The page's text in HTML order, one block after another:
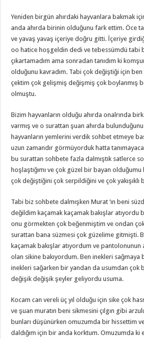
Yeniden birgün ahırdaki hayvanlara bakmak
anda ahırda birinin olduğunu fark ettim. Öce
ve yavaş yavaş içeriye doğru gitti. İçeriye
oo hatice hoşgeldin dedi ve tebessümdü tabi
çıkartamadım ama sonradan tanıdım ki
olduğunu kavradım. Tabi çok değiştiği için ben
çektim çok gelişmiş değişmiş çok boylanmış
olmuştu.
Bizim hayvanların olduğu ahırda onalrında
varmış ve o surattan şuan ahırda
hayvanların yemlerini verdik sohbet etmeye
uzun zamandır görmüyorduk hatta
bu surattan sohbete fazla dalmıştık satlerce
hoşlaştığımı ve çok güzel bir bayan
çok değiştiğini çok serpildiğini ve çok
Tabi biz sohbete dalmışken Murat ’ın beni
değildim kaçamak kaçamak bakışlar atıyordu
onu görmekten çok beğenmiştim ve ondan
surattan bana süzmesi çok güzelime gitmişti.
kaçamak bakışlar atıyordum ve pantolonunun
olan sikine bakıyordum. Ben inekleri sağmaya
inekleri sağarken bir yandan da usumdan çok
değişik değişik şeyler geliyordu usuma.
Kocam can vereli üç yıl olduğu için sike çok
ve şuan muratın beni sikmesini çılgın gibi
bunları düşünürken omuzumda bir hissettim
daldığım için bir anda korktum. Omuzumda ki